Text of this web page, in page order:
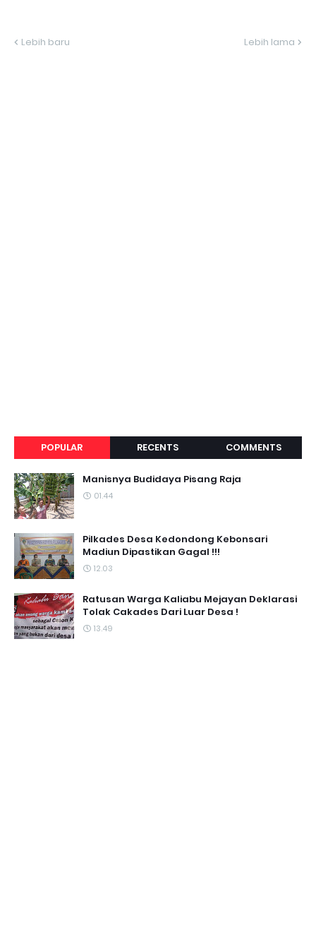
Lebih baru Lebih lama
POPULAR RECENTS COMMENTS
Manisnya Budidaya Pisang Raja
01.44
Pilkades Desa Kedondong Kebonsari
Madiun Dipastikan Gagal !!!
12.03
Ratusan Warga Kaliabu Mejayan Deklarasi
Tolak Cakades Dari Luar Desa !
13.49